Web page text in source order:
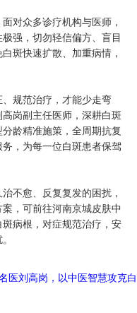
对众多诊疗机构与医师，
强，切勿轻信偏方、盲目
斑快速扩散、加重病情，
规范治疗，才能少走弯
岗副主任医师，深耕白斑
龄精准施策，全周期抗复
，为每一位白斑患者保驾
不愈、反复复发的困扰，
，可前往河南京城皮肤中
病根，对症规范治疗，安
医刘高岗，以中医智慧攻克白